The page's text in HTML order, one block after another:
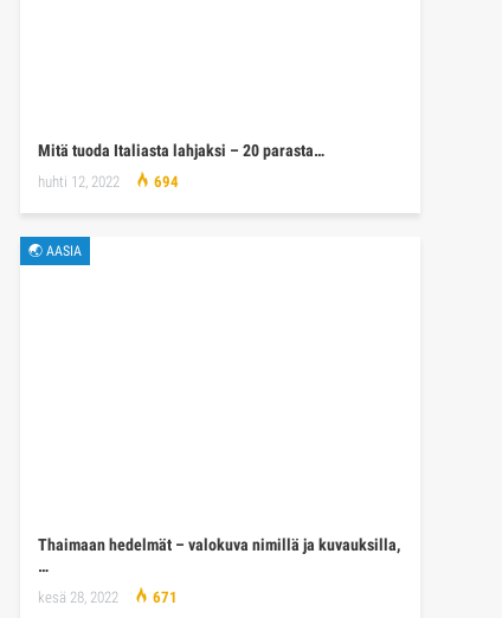
Mitä tuoda Italiasta lahjaksi – 20 parasta…
huhti 12, 2022 694
🌏 AASIA
Thaimaan hedelmät – valokuva nimillä ja kuvauksilla,
…
kesä 28, 2022 671